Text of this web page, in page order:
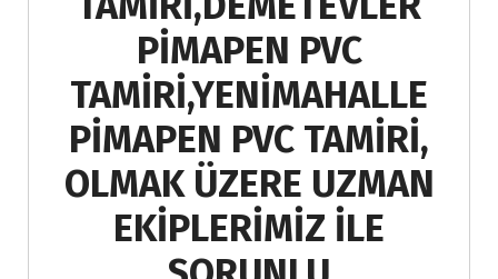
PİMAPEN PVC
TAMİRİ,YENİMAHALLE
PİMAPEN PVC TAMİRİ,
OLMAK ÜZERE UZMAN
EKİPLERİMİZ İLE